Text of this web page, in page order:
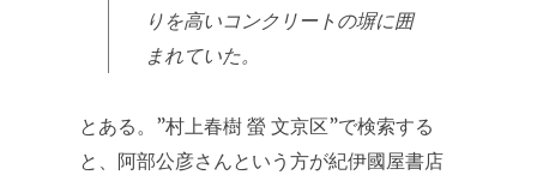
りを高いコンクリートの塀に囲
まれていた。
とある。”村上春樹 螢 文京区”で検索する
と、阿部公彦さんという方が紀伊國屋書店